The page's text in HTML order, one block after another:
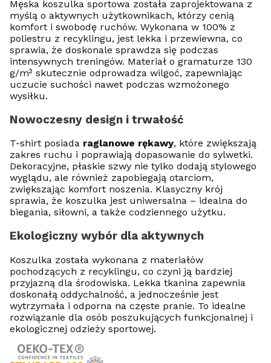
Męska koszulka sportowa została zaprojektowana z
myślą o aktywnych użytkownikach, którzy cenią
komfort i swobodę ruchów. Wykonana w 100% z
poliestru z recyklingu, jest lekka i przewiewna, co
sprawia, że doskonale sprawdza się podczas
intensywnych treningów. Materiał o gramaturze 130
g/m² skutecznie odprowadza wilgoć, zapewniając
uczucie suchości nawet podczas wzmożonego
wysiłku.
Nowoczesny design i trwałość
T-shirt posiada raglanowe rękawy, które zwiększają
zakres ruchu i poprawiają dopasowanie do sylwetki.
Dekoracyjne, płaskie szwy nie tylko dodają stylowego
wyglądu, ale również zapobiegają otarciom,
zwiększając komfort noszenia. Klasyczny krój
sprawia, że koszulka jest uniwersalna – idealna do
biegania, siłowni, a także codziennego użytku.
Ekologiczny wybór dla aktywnych
Koszulka została wykonana z materiałów
pochodzących z recyklingu, co czyni ją bardziej
przyjazną dla środowiska. Lekka tkanina zapewnia
doskonałą oddychalność, a jednocześnie jest
wytrzymała i odporna na częste pranie. To idealne
rozwiązanie dla osób poszukujących funkcjonalnej i
ekologicznej odzieży sportowej.